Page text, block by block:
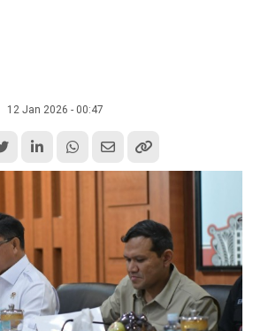
12 Jan 2026 - 00:47